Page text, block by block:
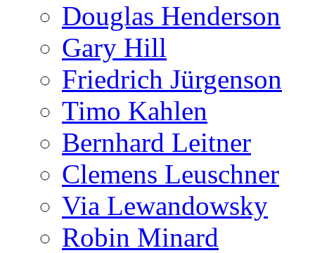
Douglas Henderson
Gary Hill
Friedrich Jürgenson
Timo Kahlen
Bernhard Leitner
Clemens Leuschner
Via Lewandowsky
Robin Minard